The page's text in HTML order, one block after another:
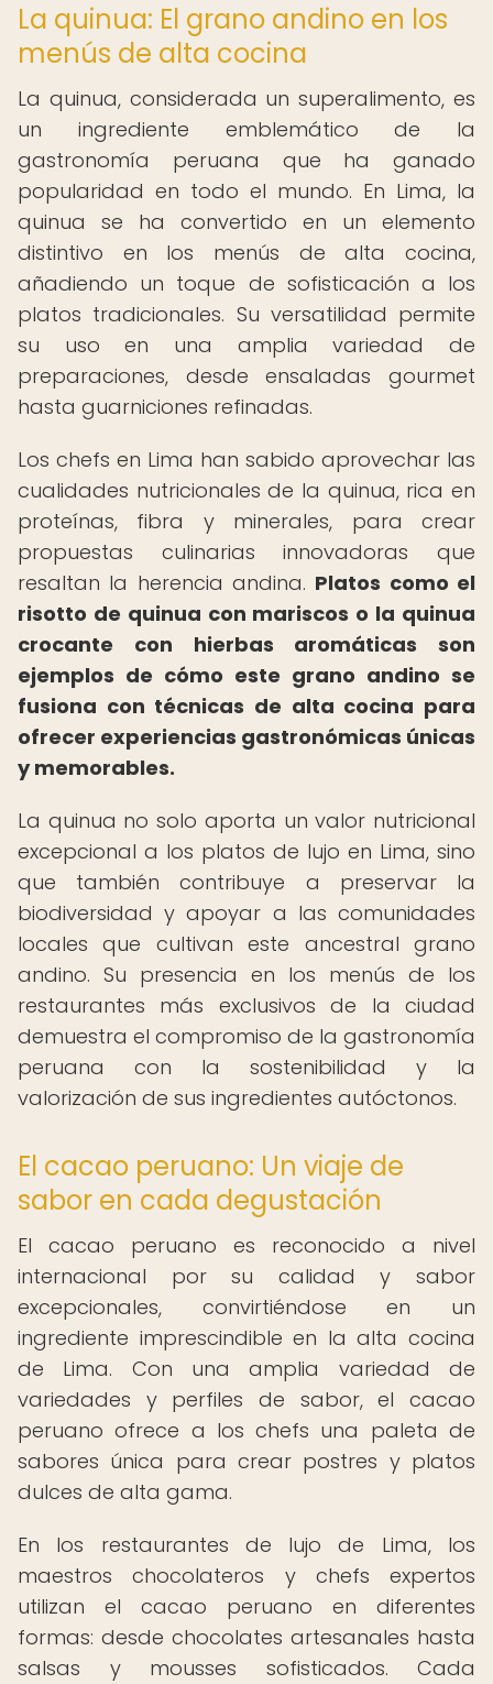
La quinua: El grano andino en los
menús de alta cocina
La quinua, considerada un superalimento, es
un ingrediente emblemático de la
gastronomía peruana que ha ganado
popularidad en todo el mundo. En Lima, la
quinua se ha convertido en un elemento
distintivo en los menús de alta cocina,
añadiendo un toque de sofisticación a los
platos tradicionales. Su versatilidad permite
su uso en una amplia variedad de
preparaciones, desde ensaladas gourmet
hasta guarniciones refinadas.
Los chefs en Lima han sabido aprovechar las
cualidades nutricionales de la quinua, rica en
proteínas, fibra y minerales, para crear
propuestas culinarias innovadoras que
resaltan la herencia andina. Platos como el
risotto de quinua con mariscos o la quinua
crocante con hierbas aromáticas son
ejemplos de cómo este grano andino se
fusiona con técnicas de alta cocina para
ofrecer experiencias gastronómicas únicas
y memorables.
La quinua no solo aporta un valor nutricional
excepcional a los platos de lujo en Lima, sino
que también contribuye a preservar la
biodiversidad y apoyar a las comunidades
locales que cultivan este ancestral grano
andino. Su presencia en los menús de los
restaurantes más exclusivos de la ciudad
demuestra el compromiso de la gastronomía
peruana con la sostenibilidad y la
valorización de sus ingredientes autóctonos.
El cacao peruano: Un viaje de
sabor en cada degustación
El cacao peruano es reconocido a nivel
internacional por su calidad y sabor
excepcionales, convirtiéndose en un
ingrediente imprescindible en la alta cocina
de Lima. Con una amplia variedad de
variedades y perfiles de sabor, el cacao
peruano ofrece a los chefs una paleta de
sabores única para crear postres y platos
dulces de alta gama.
En los restaurantes de lujo de Lima, los
maestros chocolateros y chefs expertos
utilizan el cacao peruano en diferentes
formas: desde chocolates artesanales hasta
salsas y mousses sofisticados. Cada